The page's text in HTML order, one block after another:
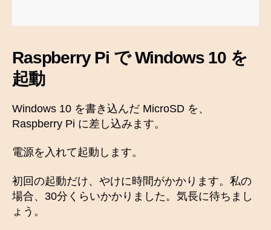
Raspberry Pi で Windows 10 を
起動
Windows 10 を書き込んだ MicroSD を、
Raspberry Pi に差し込みます。
電源を入れて起動します。
初回の起動だけ、やけに時間がかかります。私の
場合、30分くらいかかりました。気長に待ちまし
ょう。